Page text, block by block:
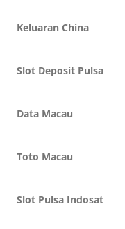
Keluaran China
Slot Deposit Pulsa
Data Macau
Toto Macau
Slot Pulsa Indosat